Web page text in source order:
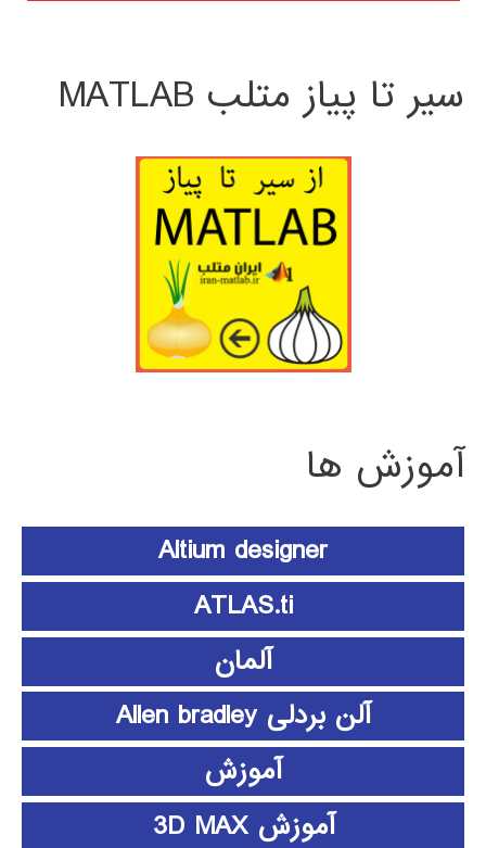
سیر تا پیاز متلب MATLAB
آموزش ها
Altium designer
ATLAS.ti
آلمان
آلن بردلی Allen bradley
آموزش
آموزش 3D MAX